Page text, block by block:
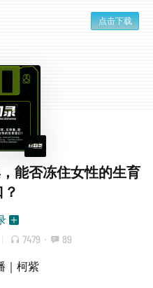
点击下载
能否冻住女性的生育
7479 · 89
｜柯紫